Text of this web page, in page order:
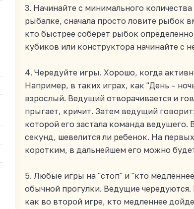
3. Начинайте с минимального
рыбалке, сначала просто ловите рыбок
кто быстрее соберет рыбок
кубиков или конструктора начинайте с
4. Чередуйте игры. Хорошо, когда
Например, в таких играх, как "День –
взрослый. Ведущий отворачивается и
прыгает, кричит. Затем ведущий
которой его застала команда
секунд, шевелится ли ребенок. На
коротким, в дальнейшем его можно
5. Любые игры на "стоп" и "кто
обычной прогулки. Ведущие
как во второй игре, кто медленнее